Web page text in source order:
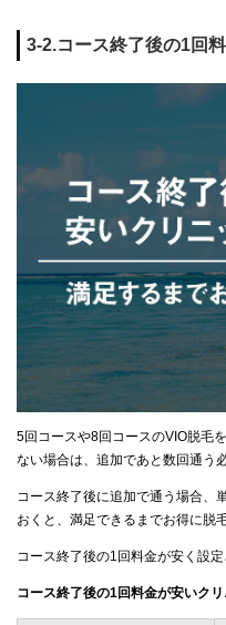
3-2.コース終了後の1回
5回コースや8回コースのVIO脱毛
ない場合は、追加であと数回通う
コース終了後に追加で通う場合、
おくと、満足できるまでお得に脱
コース終了後の1回料金が安く設
コース終了後の1回料金が安いクリ